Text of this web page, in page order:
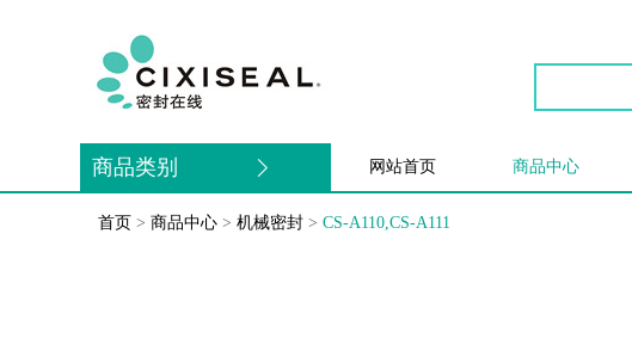
商品类别 网站首页 商品中心
首页 > 商品中心 > 机械密封 > CS-A110,CS-A111